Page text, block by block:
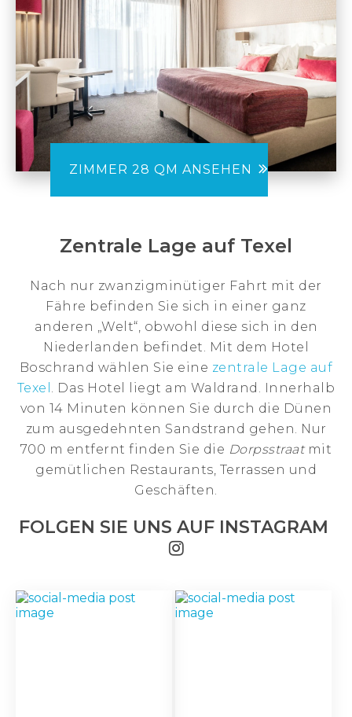
ZIMMER 28 QM ANSEHEN
Zentrale Lage auf Texel
Nach nur zwanzigminütiger Fahrt mit der
Fähre befinden Sie sich in einer ganz
anderen „Welt“, obwohl diese sich in den
Niederlanden befindet. Mit dem Hotel
Boschrand wählen Sie eine zentrale Lage auf
Texel . Das Hotel liegt am Waldrand. Innerhalb
von 14 Minuten können Sie durch die Dünen
zum ausgedehnten Sandstrand gehen. Nur
700 m entfernt finden Sie die Dorpsstraatmit
gemütlichen Restaurants, Terrassen und
Geschäften.
FOLGEN SIE UNS AUF INSTAGRAM